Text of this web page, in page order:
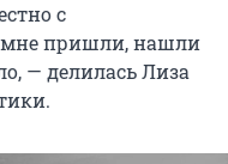
с
мне пришли, нашли
— делилась Лиза